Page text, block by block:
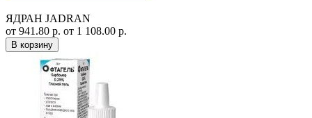
ЯДРАН JADRAN
от 941.80 р. от 1 108.00 р.
В корзину